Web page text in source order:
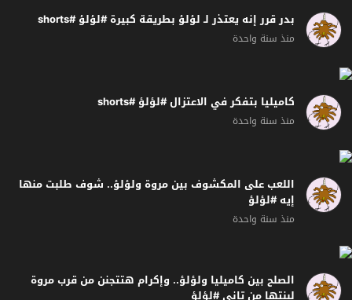
بدر قرر إنه يعتذر لـ لؤلؤ بطريقة كبيرة #لؤلؤ #shorts
منذ سنة واحدة
كاميليا بتفكر في الاعتزال #لؤلؤ #shorts
منذ سنة واحدة
اللعب على المكشوف بين مروة ولؤلؤ.. شوف طلبت منها
إيه #لؤلؤ
منذ سنة واحدة
الصلح بين كاميليا ولؤلؤ.. وإكرام هتتجنن من قرب مروة
لبنتها من تاني #لؤلؤ